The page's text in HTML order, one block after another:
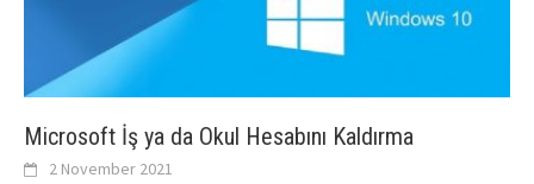
Microsoft İş ya da Okul Hesabını Kaldırma
2 November 2021